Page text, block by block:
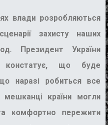
влади розробляються
захисту наших
Президент України
констатує, що буде
наразі робиться все
країни могли
комфортно пережити